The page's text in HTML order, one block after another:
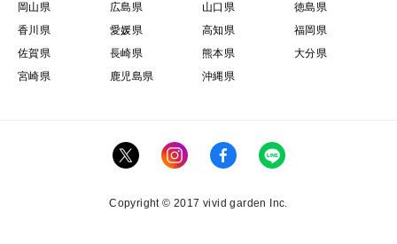
岡山県
広島県 山口県
徳島県
香川県
愛媛県 高知県
福岡県
佐賀県
長崎県 熊本県
大分県
宮崎県
鹿児島県 沖縄県
Copyright © 2017 vivid garden Inc.